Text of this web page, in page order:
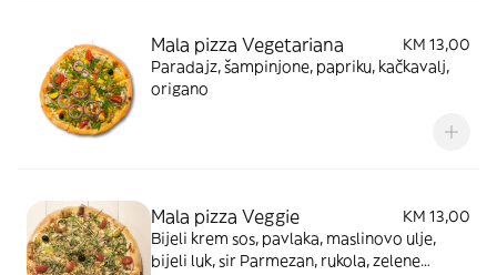
Mala pizza Vegetariana
KM 13,00
Paradajz, šampinjone, papriku, kačkavalj,
origano
Mala pizza Veggie
KM 13,00
Bijeli krem sos, pavlaka, maslinovo ulje,
bijeli luk, sir Parmezan, rukola, zelene